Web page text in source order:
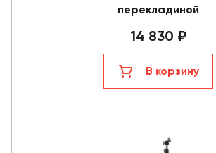
перекладиной
14 830 ₽
В корзину